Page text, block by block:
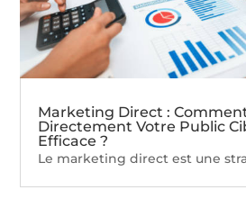
Marketing Direct :
Directement Votre Public
Efficace ?
Le marketing direct est une